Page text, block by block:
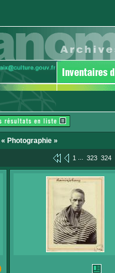
« Photographie »
1 ... 323 324